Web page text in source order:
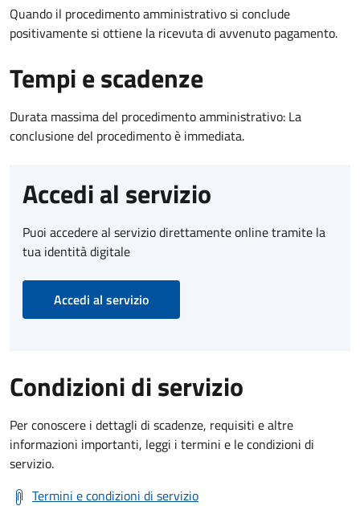
Quando il procedimento amministrativo si conclude
positivamente si ottiene la ricevuta di avvenuto pagamento.
Tempi e scadenze
Durata massima del procedimento amministrativo: La
conclusione del procedimento è immediata.
Accedi al servizio
Puoi accedere al servizio direttamente online tramite la
tua identità digitale
Accedi al servizio
Condizioni di servizio
Per conoscere i dettagli di scadenze, requisiti e altre
informazioni importanti, leggi i termini e le condizioni di
servizio.
Termini e condizioni di servizio